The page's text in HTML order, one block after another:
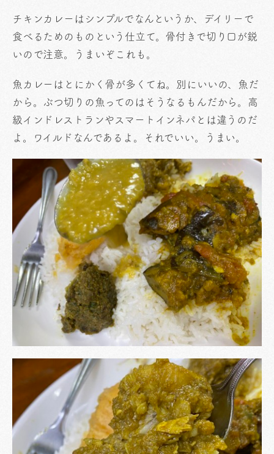
チキンカレーはシンプルでなんというか、デイリーで
食べるためのものという仕立て。骨付きで切り口が鋭
いので注意。うまいぞこれも。
魚カレーはとにかく骨が多くてね。別にいいの、魚だ
から。ぶつ切りの魚ってのはそうなるもんだから。高
級インドレストランやスマートインネパとは違うのだ
よ。ワイルドなんであるよ。それでいい。うまい。